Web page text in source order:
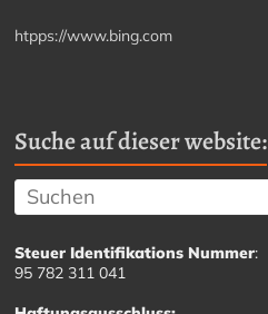
htpps://www.bing.com
Suche auf dieser website:
Steuer Identifikations Nummer:
95 782 311 041